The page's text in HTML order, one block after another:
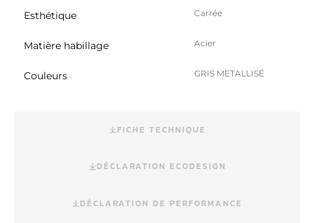
Esthétique Carrée
Matière habillage Acier
Couleurs GRIS METALLISÉ
FICHE TECHNIQUE
DÉCLARATION ECODESIGN
DÉCLARATION DE PERFORMANCE